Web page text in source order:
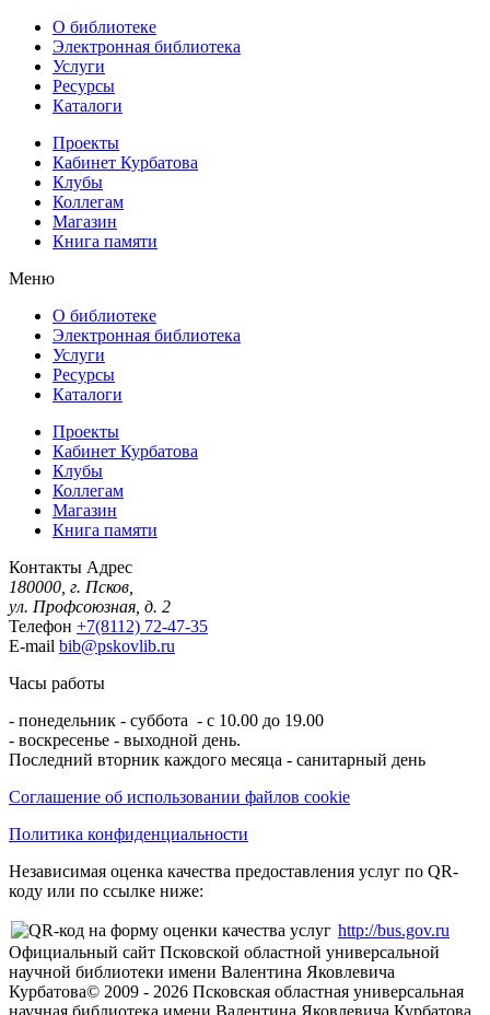
О библиотеке
Электронная библиотека
Услуги
Ресурсы
Каталоги
Проекты
Кабинет Курбатова
Клубы
Коллегам
Магазин
Книга памяти
Меню
О библиотеке
Электронная библиотека
Услуги
Ресурсы
Каталоги
Проекты
Кабинет Курбатова
Клубы
Коллегам
Магазин
Книга памяти
Контакты Адрес
180000, г. Псков,
ул. Профсоюзная, д. 2
Телефон +7(8112) 72-47-35
E-mail bib@pskovlib.ru
Часы работы
- понедельник - суббота - с 10.00 до 19.00
- воскресенье - выходной день.
Последний вторник каждого месяца - санитарный день
Соглашение об использовании файлов cookie
Политика конфиденциальности
Независимая оценка качества предоставления услуг по QR-
коду или по ссылке ниже:
http://bus.gov.ru
Официальный сайт Псковской областной универсальной
научной библиотеки имени Валентина Яковлевича
Курбатова© 2009 - 2026 Псковская областная универсальная
научная библиотека имени Валентина Яковлевича Курбатова